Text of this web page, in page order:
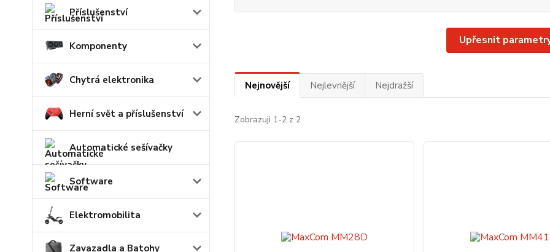
Příslušenství
Komponenty
Chytrá elektronika
Herní svět a příslušenství
Automatické sešívačky
Software
Elektromobilita
Zavazadla a Batohy
Upřesnit
Nejnovější Nejlevnější Nejdražší
Zobrazuji 1-2 z 2